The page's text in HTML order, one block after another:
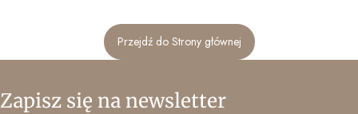
Przejdź do Strony głównej
Zapisz się na newsletter